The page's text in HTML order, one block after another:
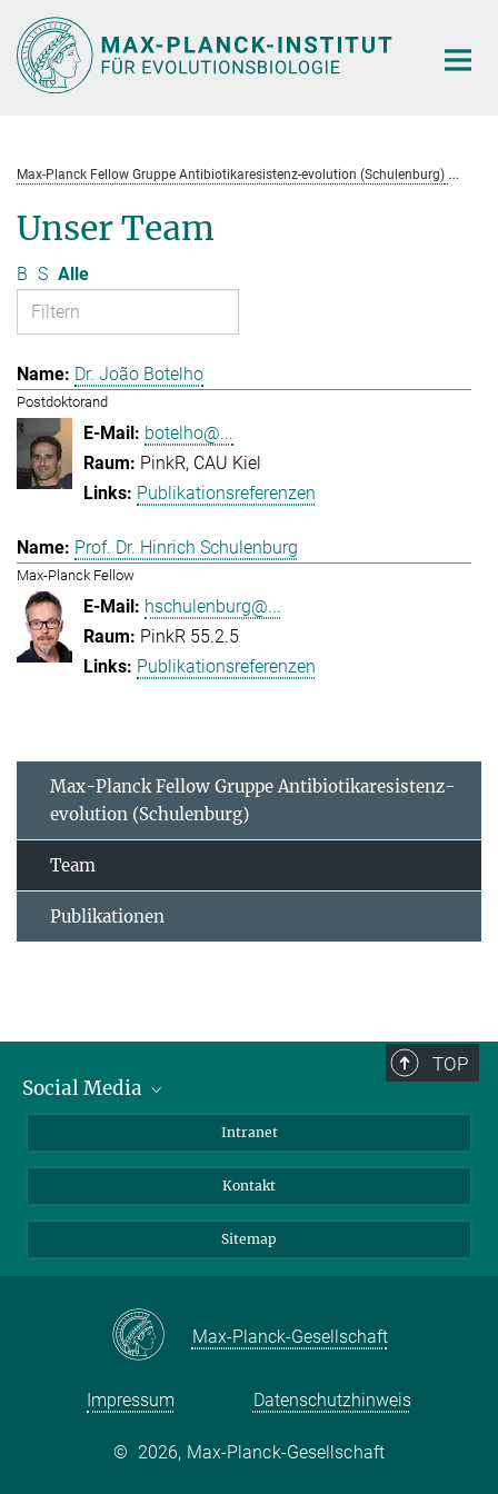
Hauptinhalt
Max-Planck Fellow Gruppe Antibiotikaresistenz-evolution (Schulenburg)
Unser Team
B S Alle
Dr. João Botelho
Postdoktorand
botelho@...
PinkR, CAU Kiel
Publikationsreferenzen
Prof. Dr. Hinrich Schulenburg
Max-Planck Fellow
hschulenburg@...
PinkR 55.2.5
Publikationsreferenzen
Max-Planck Fellow Gruppe Antibiotikaresistenz-
evolution (Schulenburg)
Team
Publikationen
TOP
Social Media
LinkedIn
Intranet
Kontakt
Sitemap
Max-Planck-Gesellschaft
Impressum Datenschutzhinweis
© 2026, Max-Planck-Gesellschaft